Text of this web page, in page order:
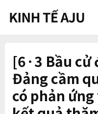
[6·3 Bầu
Đảng cầm
có phản